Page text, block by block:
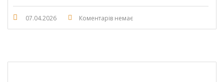
07.04.2026 Коментарів немає